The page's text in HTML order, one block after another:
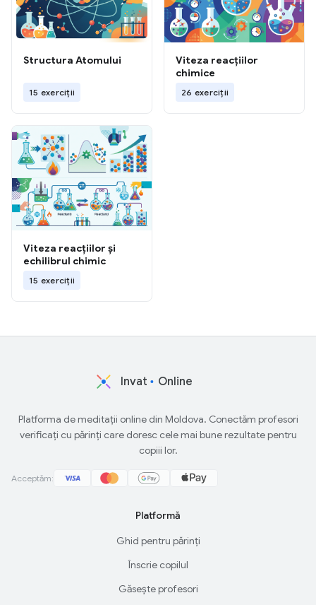
Structura Atomului
15 exerciții
Viteza reacțiilor
chimice
26 exerciții
Viteza reacțiilor și
echilibrul chimic
15 exerciții
Invat Online
Platforma de meditații online din Moldova. Conectăm profesori
verificați cu părinți care doresc cele mai bune rezultate pentru
copiii lor.
Acceptăm:
Platformă
Ghid pentru părinți
Înscrie copilul
Găsește profesori